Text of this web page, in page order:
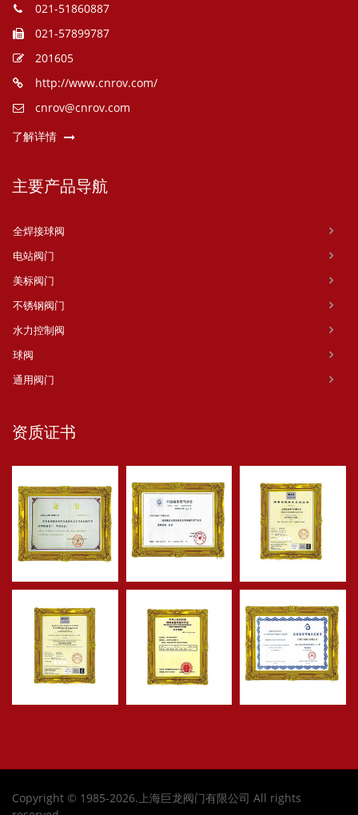
021-51860887
021-57899787
201605
http://www.cnrov.com/
cnrov@cnrov.com
了解详情
主要产品导航
全焊接球阀
电站阀门
美标阀门
不锈钢阀门
水力控制阀
球阀
通用阀门
资质证书
Copyright © 1985-2026.上海巨龙阀门有限公司 All rights